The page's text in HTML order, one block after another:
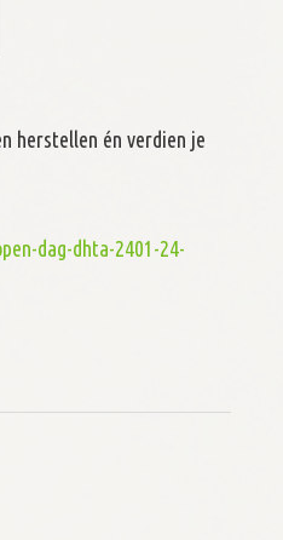
herstellen én verdien je
dag-dhta-2401-24-